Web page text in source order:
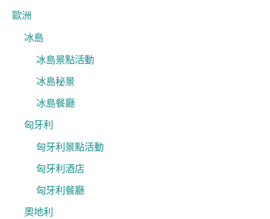
歐洲
冰島
冰島景點活動
冰島秘景
冰島餐廳
匈牙利
匈牙利景點活動
匈牙利酒店
匈牙利餐廳
奧地利